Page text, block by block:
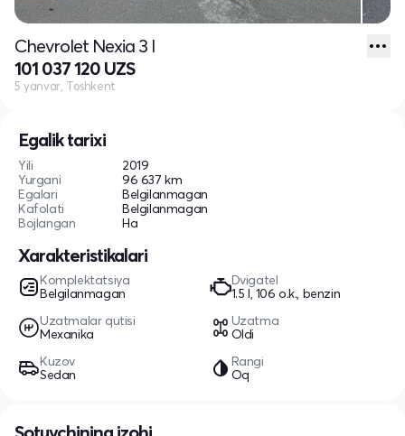
Egalik tarixi
Yili
2019
Yurgani
96 637 km
Egalari
Belgilanmagan
Kafolati
Belgilanmagan
Bojlangan
Ha
Xarakteristikalari
Komplektatsiya
Belgilanmagan
Dvigatel
1.5 l, 106 o.k., benzin
Uzatmalar qutisi
Mexanika
Uzatma
Oldi
Kuzov
Sedan
Rangi
Oq
Chevrolet Nexia 3 I
101 037 120 UZS
5 yanvar, Toshkent